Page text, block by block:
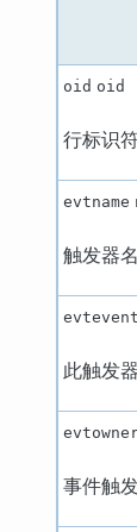
oid oid
行标识
evtname
触发器
evtevent
此触发
事件触